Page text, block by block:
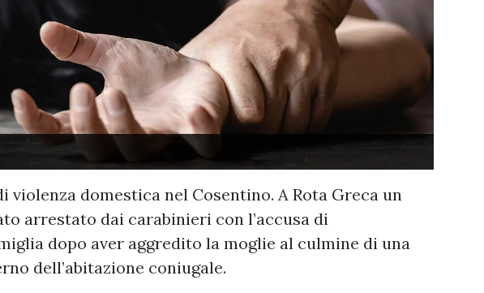
violenza domestica nel Cosentino. A Rota Greca un
arrestato dai carabinieri con l’accusa di
dopo aver aggredito la moglie al culmine di una
dell’abitazione coniugale.